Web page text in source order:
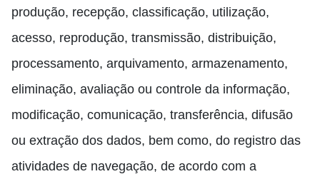
produção, recepção, classificação, utilização,
acesso, reprodução, transmissão, distribuição,
processamento, arquivamento, armazenamento,
eliminação, avaliação ou controle da informação,
modificação, comunicação, transferência, difusão
ou extração dos dados, bem como, do registro das
atividades de navegação, de acordo com a